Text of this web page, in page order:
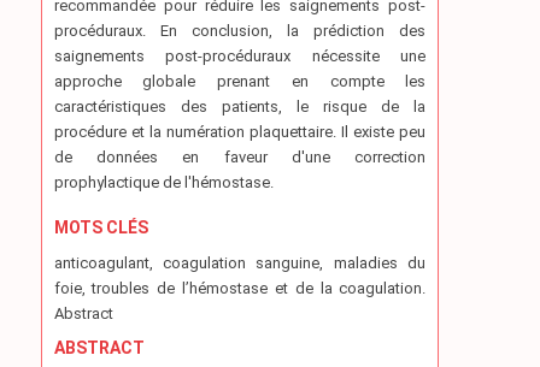
recommandée pour réduire les saignements post-
procéduraux. En conclusion, la prédiction des
saignements post-procéduraux nécessite une
approche globale prenant en compte les
caractéristiques des patients, le risque de la
procédure et la numération plaquettaire. Il existe peu
de données en faveur d'une correction
prophylactique de l'hémostase.
MOTS CLÉS
anticoagulant, coagulation sanguine, maladies du
foie, troubles de l’hémostase et de la coagulation.
Abstract
ABSTRACT